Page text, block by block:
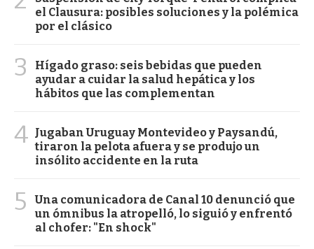
el Clausura: posibles soluciones y la polémica
por el clásico
3
Hígado graso: seis bebidas que pueden
ayudar a cuidar la salud hepática y los
hábitos que las complementan
4 Jugaban Uruguay Montevideo y Paysandú,
tiraron la pelota afuera y se produjo un
insólito accidente en la ruta
5
Una comunicadora de Canal 10 denunció que
un ómnibus la atropelló, lo siguió y enfrentó
al chofer: "En shock"